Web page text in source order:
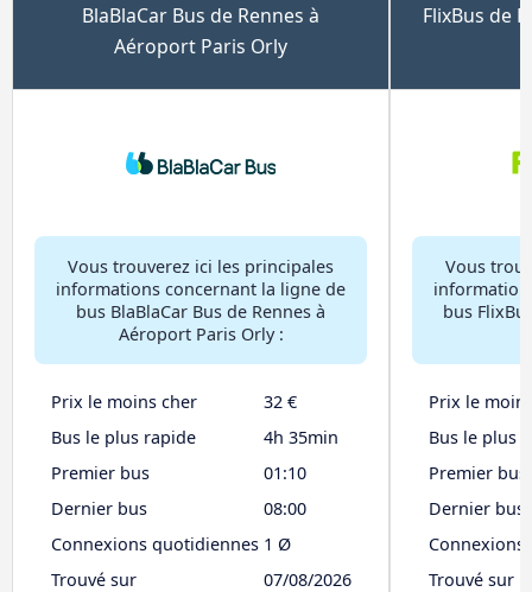
BlaBlaCar Bus de Rennes à
Aéroport Paris Orly
Vous trouverez ici les principales
informations concernant la ligne de
bus BlaBlaCar Bus de Rennes à
Aéroport Paris Orly :
Prix le moins cher
32 €
Bus le plus rapide
4h 35min
Premier bus
01:10
Dernier bus
08:00
Connexions quotidiennes 1 Ø
Trouvé sur
07/08/2026
FlixBus de
Vous
bus
Prix le
Bus le plus
Premier bus
Dernier bus
Trouvé sur